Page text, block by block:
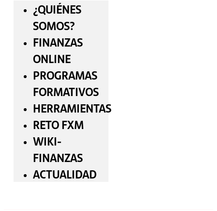
¿QUIÉNES
SOMOS?
FINANZAS
ONLINE
PROGRAMAS
FORMATIVOS
HERRAMIENTAS
RETO FXM
WIKI-
FINANZAS
ACTUALIDAD